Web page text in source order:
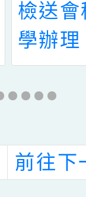
檢送
學辦
壞 心
發明
躍
前往下